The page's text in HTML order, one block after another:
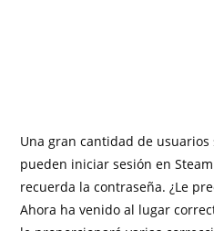
Una gran cantidad de
pueden iniciar sesión en
recuerda la contraseña. ¿Le
Ahora ha venido al lugar